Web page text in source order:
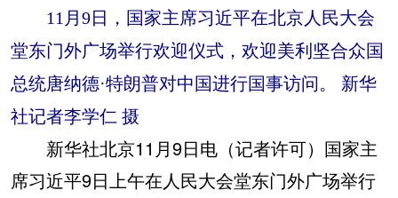
11月9日，国家主席习近平在北京人民大会
堂东门外广场举行欢迎仪式，欢迎美利坚合众国
总统唐纳德·特朗普对中国进行国事访问。 新华
社记者李学仁 摄
新华社北京11月9日电（记者许可）国家主
席习近平9日上午在人民大会堂东门外广场举行